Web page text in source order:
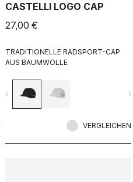
CASTELLI LOGO CAP
27,00 €
TRADITIONELLE RADSPORT-CAP
AUS BAUMWOLLE
navigate_before
VERGLEICHEN